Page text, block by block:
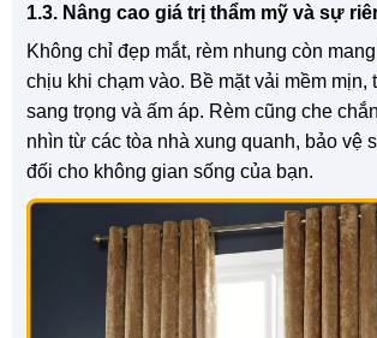
1.3. Nâng cao giá trị thẩm mỹ và sự
Không chỉ đẹp mắt, rèm nhung còn
chịu khi chạm vào. Bề mặt vải mềm mịn,
sang trọng và ấm áp. Rèm cũng che
nhìn từ các tòa nhà xung quanh, bảo vệ
đối cho không gian sống của bạn.